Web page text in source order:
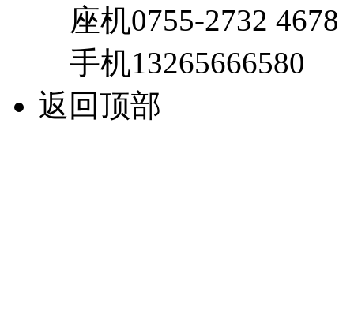
座机0755-2732 4678
手机13265666580
返回顶部